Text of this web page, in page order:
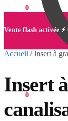
0
0
Vente flash activée
Accueil /Insert à
Insert